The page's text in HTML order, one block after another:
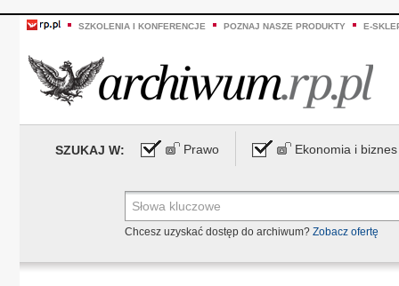
SZKOLENIA I KONFERENCJE POZNAJ NASZE PRODUKTY E-
SZUKAJ W: Prawo Ekonomia i biznes
Chcesz uzyskać dostęp do archiwum? Zobacz ofertę